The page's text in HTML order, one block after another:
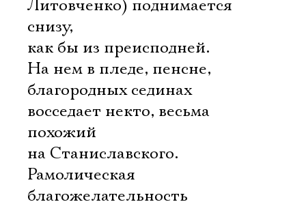
Литовченко) поднимается
снизу,
как бы из преисподней.
На нем в пледе, пенсне,
благородных сединах
восседает некто, весьма
похожий
на Станиславского.
Рамолическая
благожелательность